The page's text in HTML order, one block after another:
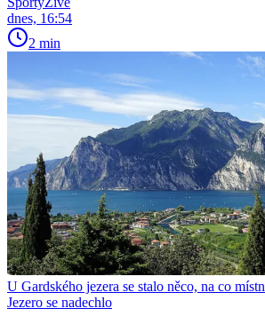
dnes, 16:54
2 min
U Gardského jezera se stalo něco, na co
Jezero se nadechlo